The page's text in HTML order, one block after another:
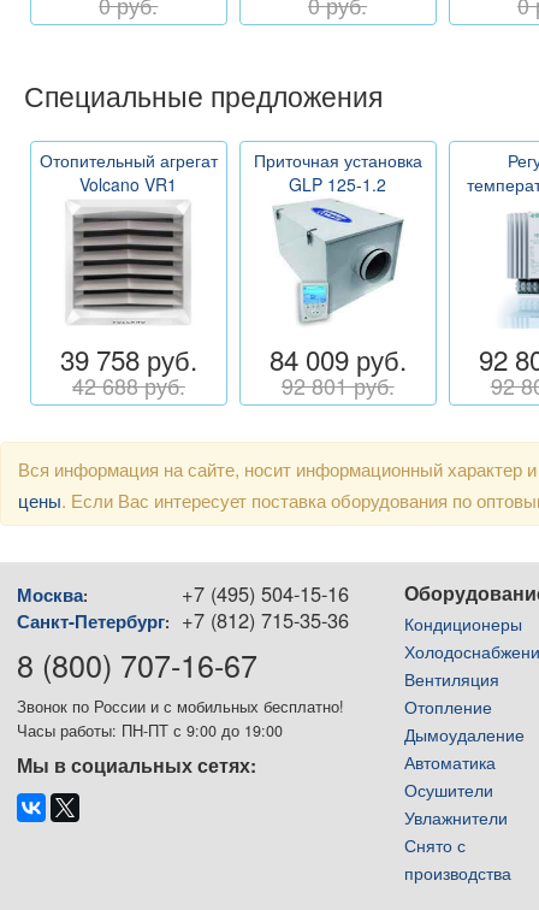
Специальные предложения
Отопительный агрегат
Volcano VR1
39 758 руб.
42 688 руб.
Приточная установка
GLP 125-1.2
84 009 руб.
92 801 руб.
92
92
Вся информация на сайте, носит информационный
цены. Если Вас интересует поставка оборудования по
Москва: +7 (495) 504-15-16
Санкт-Петербург: +7 (812) 715-35-36
8 (800) 707-16-67
Звонок по России и с мобильных бесплатно!
Часы работы: ПН-ПТ с 9:00 до 19:00
Мы в социальных сетях:
Кондиционеры
Вентиляция
Отопление
Дымоудаление
Автоматика
Осушители
Увлажнители
Снято с
производства